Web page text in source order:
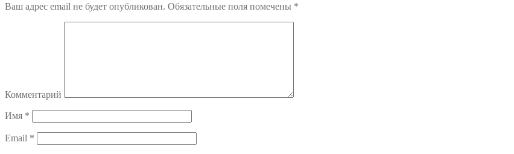
Ваш адрес email не будет опубликован. Обязательные поля помечены *
Комментарий
Имя *
Email *